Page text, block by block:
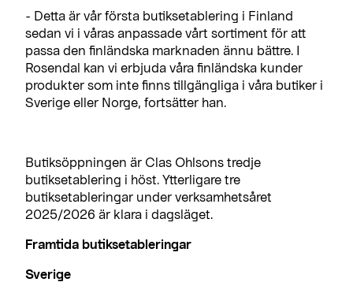
- Detta är vår första butiksetablering i Finland
sedan vi i våras anpassade vårt sortiment för att
passa den finländska marknaden ännu bättre. I
Rosendal kan vi erbjuda våra finländska kunder
produkter som inte finns tillgängliga i våra butiker i
Sverige eller Norge, fortsätter han.
Butiksöppningen är Clas Ohlsons tredje
butiksetablering i höst. Ytterligare tre
butiksetableringar under verksamhetsåret
2025/2026 är klara i dagsläget.
Framtida butiksetableringar
Sverige